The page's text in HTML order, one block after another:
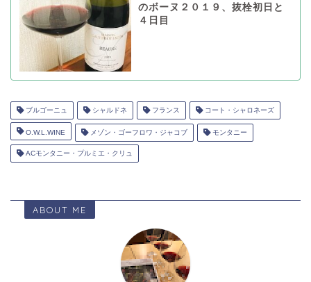
のボーヌ２０１９、抜栓初日と
４日目
ブルゴーニュ シャルドネ フランス コート・シャロネーズ
O.W.L.WINE メゾン・ゴーフロワ・ジャコブ モンタニー
ACモンタニー・プルミエ・クリュ
ABOUT ME